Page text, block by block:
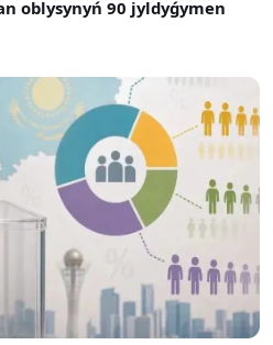
oblysynyń 90 jyldyǵymen